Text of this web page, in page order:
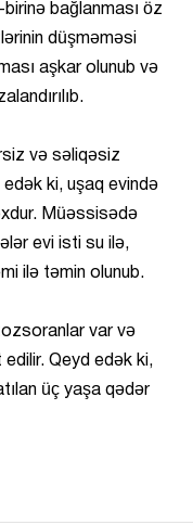
birinə bağlanması öz
düşməməsi
aşkar olunub və
və səliqəsiz
ki, uşaq evində
Müəssisədə
evi isti su ilə,
ilə təmin olunub.
var və
Qeyd edək ki,
üç yaşa qədər